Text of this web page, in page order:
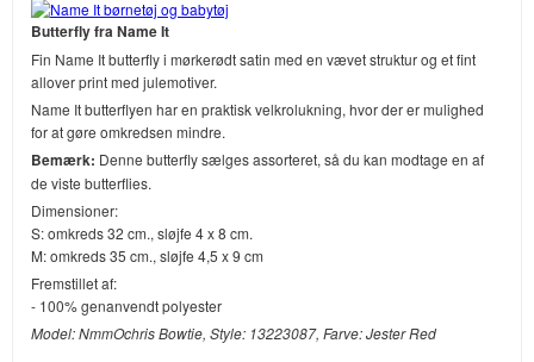
Butterfly fra Name It
Fin Name It butterfly i mørkerødt satin med en vævet struktur og et fint
allover print med julemotiver.
Name It butterflyen har en praktisk velkrolukning, hvor der er mulighed
for at gøre omkredsen mindre.
Bemærk: Denne butterfly sælges assorteret, så du kan modtage en af
de viste butterflies.
Dimensioner:
S: omkreds 32 cm., sløjfe 4 x 8 cm.
M: omkreds 35 cm., sløjfe 4,5 x 9 cm
Fremstillet af:
- 100% genanvendt polyester
Model: NmmOchris Bowtie, Style: 13223087, Farve: Jester Red